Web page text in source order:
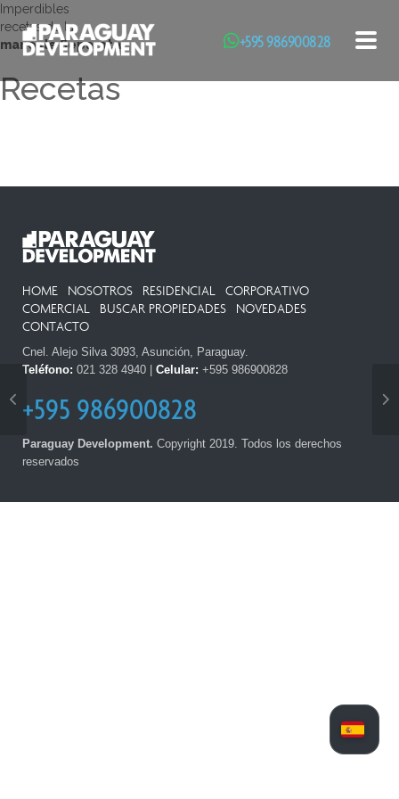
+595 986900828
Imperdibles
recetas de la
mano de Separata
Recetas
HOME NOSOTROS RESIDENCIAL
CORPORATIVO
COMERCIAL
BUSCAR PROPIEDADES
NOVEDADES
CONTACTO
Cnel. Alejo Silva 3093, Asunción, Paraguay.
Teléfono: 021 328 4940 | Celular: +595 986900828
+595 986900828
Paraguay Development. Copyright 2019. Todos los derechos
reservados